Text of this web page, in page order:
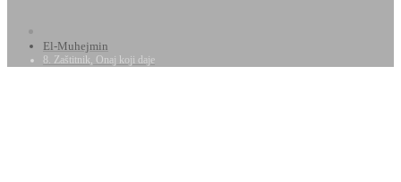
El-Muhejmin
8. Zaštitnik, Onaj koji daje